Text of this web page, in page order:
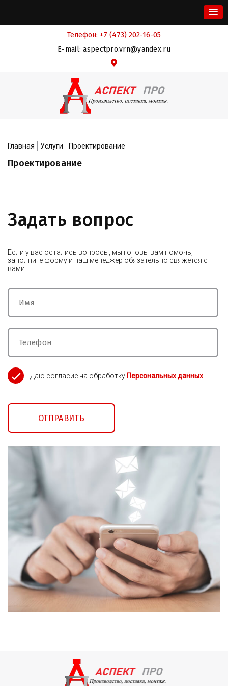
Телефон: +7 (473) 202-16-05
E-mail:aspectpro.vrn@yandex.ru
Главная Услуги Проектирование
Проектирование
Задать вопрос
Если у вас остались вопросы, мы готовы вам помочь,
заполните форму и наш менеджер обязательно свяжется с
вами
Даю согласие на обработку Персональных данных